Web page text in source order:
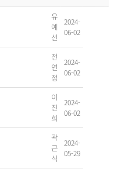
유
예
선
2024-
06-02
전
연
정
2024-
06-02
이
진
희
2024-
06-02
곽
근
식
2024-
05-29